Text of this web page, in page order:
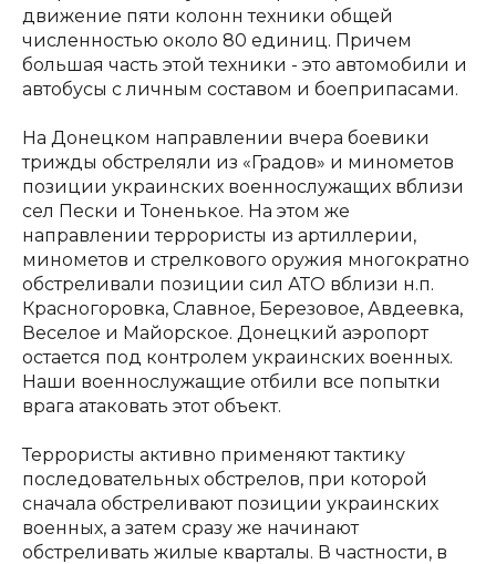
движение пяти колонн техники общей
численностью около 80 единиц. Причем
большая часть этой техники - это автомобили и
автобусы с личным составом и боеприпасами.
На Донецком направлении вчера боевики
трижды обстреляли из «Градов» и минометов
позиции украинских военнослужащих вблизи
сел Пески и Тоненькое. На этом же
направлении террористы из артиллерии,
минометов и стрелкового оружия многократно
обстреливали позиции сил АТО вблизи н.п.
Красногоровка, Славное, Березовое, Авдеевка,
Веселое и Майорское. Донецкий аэропорт
остается под контролем украинских военных.
Наши военнослужащие отбили все попытки
врага атаковать этот объект.
Террористы активно применяют тактику
последовательных обстрелов, при которой
сначала обстреливают позиции украинских
военных, а затем сразу же начинают
обстреливать жилые кварталы. В частности, в